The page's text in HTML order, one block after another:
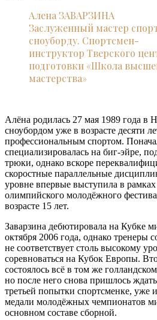
Алена ЗАВАРЗИНА
Заслуженный мастер
сноуборду. Спортсмен-
инструктор Тверского
подготовки «Школа
мастерства»
Алёна родилась 27 мая 1989 года в
сноубордом уже в возрасте десяти
профессиональным спортом.
специализировалась на биг-эйре,
трюки, однако вскоре
скоростные параллельные
уровне впервые выступила в
олимпийского молодёжного
возрасте 15 лет.
Заварзина дебютировала на Кубке
октября 2006 года, однако тренеры
не соответствует столь высокому
соревноваться на Кубок Европы.
состоялось всё в том же
но после него снова пришлось
третьей попытки спортсменке, уже
медали молодёжных чемпионатов
основном составе сборной.